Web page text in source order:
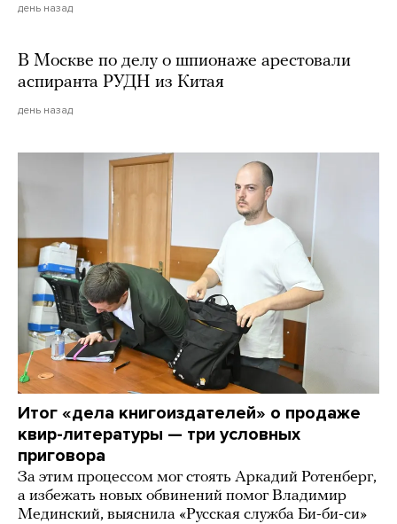
день назад
В Москве по делу о шпионаже арестовали
аспиранта РУДН из Китая
день назад
Итог «дела книгоиздателей» о продаже
квир-литературы — три условных
приговора
За этим процессом мог стоять Аркадий Ротенберг,
а избежать новых обвинений помог Владимир
Мединский, выяснила «Русская служба Би-би-си»